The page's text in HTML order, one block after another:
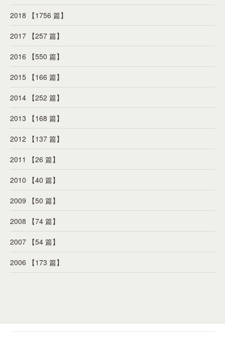
2018 【1756 篇】
2017 【257 篇】
2016 【550 篇】
2015 【166 篇】
2014 【252 篇】
2013 【168 篇】
2012 【137 篇】
2011 【26 篇】
2010 【40 篇】
2009 【50 篇】
2008 【74 篇】
2007 【54 篇】
2006 【173 篇】